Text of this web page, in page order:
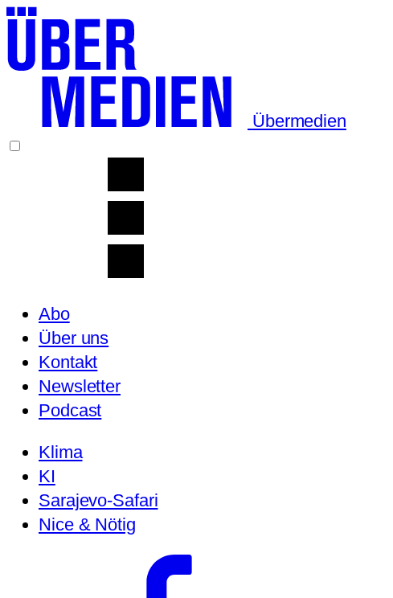
Übermedien
Abo
Über uns
Kontakt
Newsletter
Podcast
Klima
KI
Sarajevo-Safari
Nice & Nötig